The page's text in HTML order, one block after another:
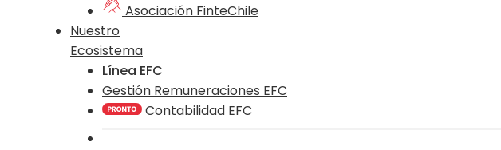
Asociación FinteChile
Nuestro
Ecosistema
Línea EFC
Gestión Remuneraciones EFC
Contabilidad EFC